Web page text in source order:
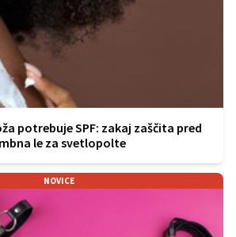
potrebuje SPF: zakaj zaščita pred
le za svetlopolte
NOVICE